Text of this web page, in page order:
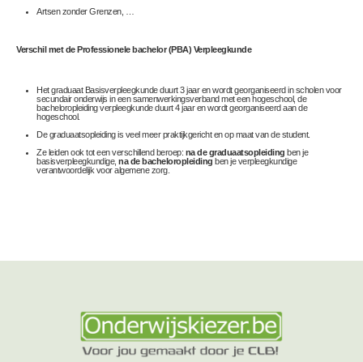
Artsen zonder Grenzen, …
Verschil met de Professionele bachelor (PBA) Verpleegkunde
Het graduaat Basisverpleegkunde duurt 3 jaar en wordt georganiseerd in scholen voor
secundair onderwijs in een samenwerkingsverband met een hogeschool, de
bacheloropleiding verpleegkunde duurt 4 jaar en wordt georganiseerd aan de
hogeschool.
De graduaatsopleiding is veel meer praktijkgericht en op maat van de student.
Ze leiden ook tot een verschillend beroep: na de graduaatsopleiding ben je
basisverpleegkundige, na de bacheloropleiding ben je verpleegkundige
verantwoordelijk voor algemene zorg.